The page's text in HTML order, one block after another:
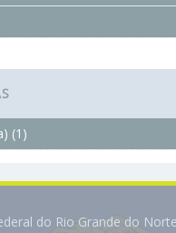
(1)
do Rio Grande do Norte